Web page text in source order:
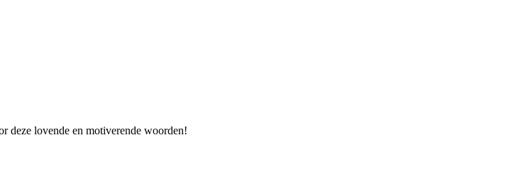
deze lovende en motiverende woorden!